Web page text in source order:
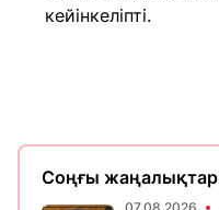
кейінкеліпті.
Соңғы жаңалықтар